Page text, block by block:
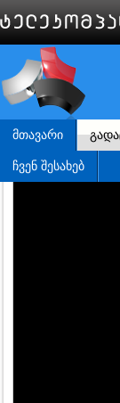
ᲛᲗᲐᲕᲐᲠᲘ
ᲩᲕᲔᲜ ᲨᲔᲡᲐᲮᲔᲑ